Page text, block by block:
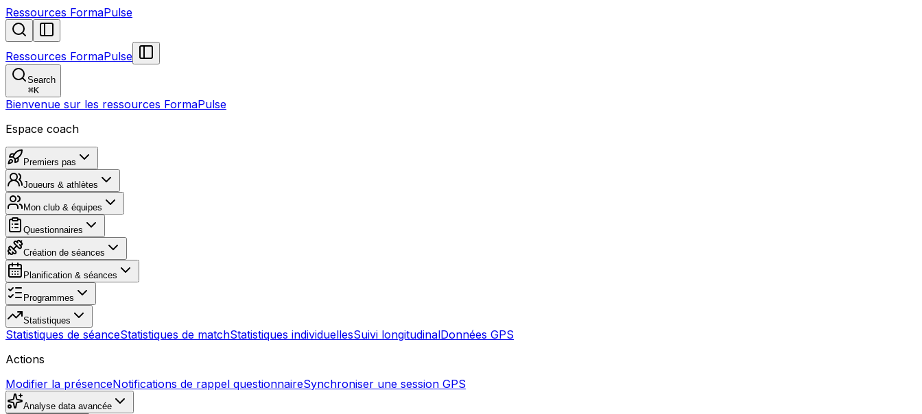
Ressources FormaPulse
Ressources FormaPulse
Search
⌘K
Bienvenue sur les ressources FormaPulse
Espace coach
Premiers pas
Joueurs & athlètes
Mon club & équipes
Questionnaires
Création de séances
Planification & séances
Programmes
Statistiques
Statistiques de séanceStatistiques de matchStatistiques individuellesSuivi longitudinalDonnées GPS
Actions
Modifier la présenceNotifications de rappel questionnaireSynchroniser une session GPS
Analyse data avancée